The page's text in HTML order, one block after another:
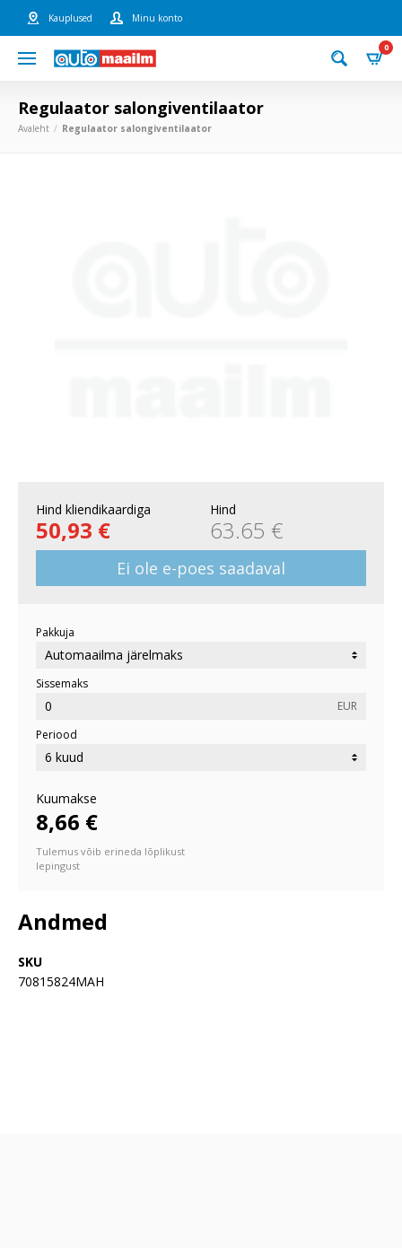
Kauplused Minu konto
0
Regulaator salongiventilaator
Avaleht Regulaator salongiventilaator
Hind kliendikaardiga
50,93 €
Hind
63.65 €
Ei ole e-poes saadaval
Pakkuja
Sissemaks
EUR
Periood
Kuumakse
8,66 €
Tulemus võib erineda lõplikust
lepingust
Andmed
SKU
70815824MAH